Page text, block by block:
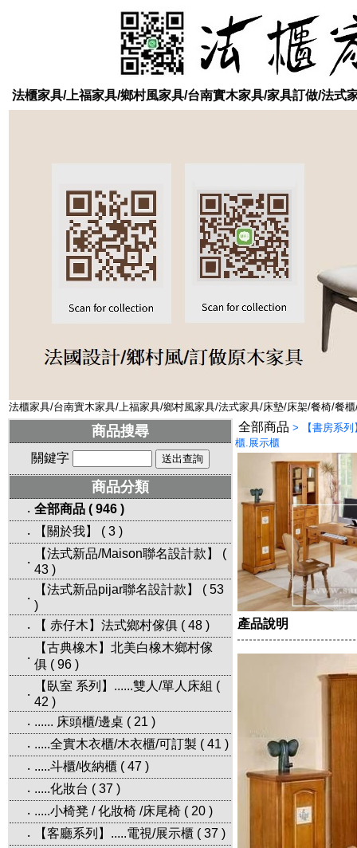
法櫃家具/上福家具/鄉村風家具/台南實木家具/家具訂做/法式
法櫃家具/台南實木家具/上福家具/鄉村風家具/法式家具/床墊/床架/餐椅/餐
商品搜尋
關鍵字
商品分類
‧ 全部商品 ( 946 )
‧
【關於我】 ( 3 )
‧
【法式新品/Maison聯名設計款】
(
43 )
‧
【法式新品pijar聯名設計款】 ( 53
)
‧
【 赤仔木】法式鄉村傢俱 ( 48 )
‧
【古典橡木】北美白橡木鄉村傢
俱 ( 96 )
‧
【臥室 系列】......雙人/單人床組 (
42 )
‧ ...... 床頭櫃/邊桌 ( 21 )
‧ .....全實木衣櫃/木衣櫃/可訂製 ( 41 )
‧ .....斗櫃/收納櫃 ( 47 )
‧ .....化妝台 ( 37 )
‧ .....小椅凳 / 化妝椅 /床尾椅 ( 20 )
‧
【客廳系列】.....電視/展示櫃 ( 37 )
全部商品 >
【書房系
櫃.展示櫃
產品說明